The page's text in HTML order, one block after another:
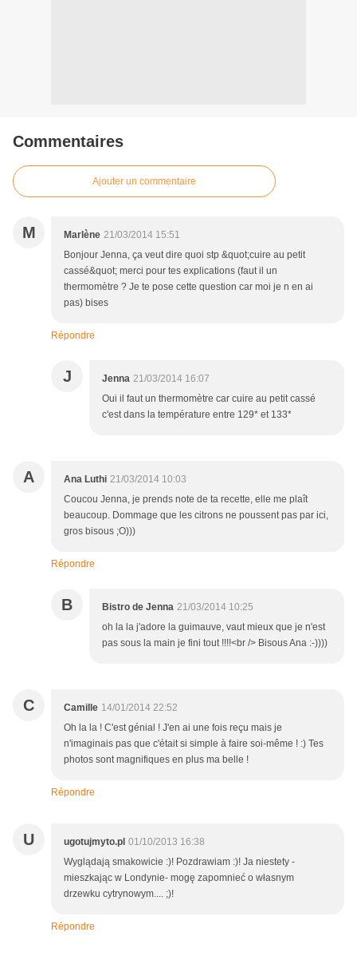
Commentaires
Ajouter un commentaire
M Marlène 21/03/2014 15:51
Bonjour Jenna, ça veut dire quoi stp &quot;cuire au petit
cassé&quot; merci pour tes explications (faut il un
thermomètre ? Je te pose cette question car moi je n en ai
pas) bises
Répondre
J Jenna 21/03/2014 16:07
Oui il faut un thermomètre car cuire au petit cassé
c'est dans la température entre 129* et 133*
A Ana Luthi 21/03/2014 10:03
Coucou Jenna, je prends note de ta recette, elle me plaît
beaucoup. Dommage que les citrons ne poussent pas par ici,
gros bisous ;O)))
Répondre
B Bistro de Jenna 21/03/2014 10:25
oh la la j'adore la guimauve, vaut mieux que je n'est
pas sous la main je fini tout !!!!<br /> Bisous Ana :-))))
C Camille 14/01/2014 22:52
Oh la la ! C'est génial ! J'en ai une fois reçu mais je
n'imaginais pas que c'était si simple à faire soi-même ! :) Tes
photos sont magnifiques en plus ma belle !
Répondre
U ugotujmyto.pl 01/10/2013 16:38
Wyglądają smakowicie :)! Pozdrawiam :)! Ja niestety -
mieszkając w Londynie- mogę zapomnieć o własnym
drzewku cytrynowym.... ;)!
Répondre